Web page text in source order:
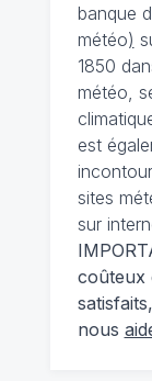
banque
météo)
1850
météo,
est
sites
sur
coûteux
nous